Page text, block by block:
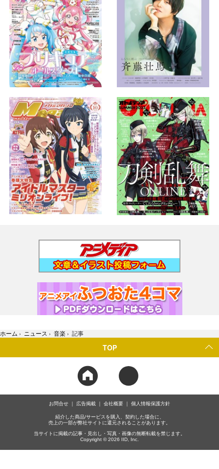
ホーム › ニュース › 音楽 › 記事
TOP
お問合せ 広告掲載 会社概要 個人情報保護方針
紹介した商品/サービスを購入、契約した場合に、
売上の一部が弊社サイトに還元されることがあります。
当サイトに掲載の記事・見出し・写真・画像の無断転載を禁じます。
Copyright © 2026 IID, Inc.